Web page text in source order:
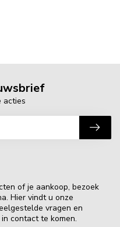
of je aankoop, bezoek
Hier vindt u onze
vragen en
contact te komen.
acties